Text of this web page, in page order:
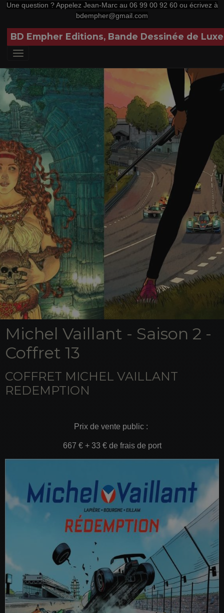
Une question ?Appelez Jean-Marc au 06 99 00 92 60 ou écrivez à
bdempher@gmail.com
BD Empher Editions, Bande Dessinée de Luxe
Michel Vaillant - Saison 2 -
Coffret 13
COFFRET MICHEL VAILLANT
REDEMPTION
Prix de vente public :
667 € + 33 € de frais de port